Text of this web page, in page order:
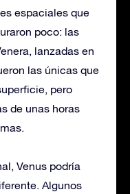
espaciales que
poco: las
lanzadas en
las únicas que
pero
de unas horas
Venus podría
Algunos